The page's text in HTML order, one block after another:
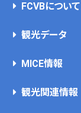
FCVBについて
観光データ
MICE情報
観光関連情報